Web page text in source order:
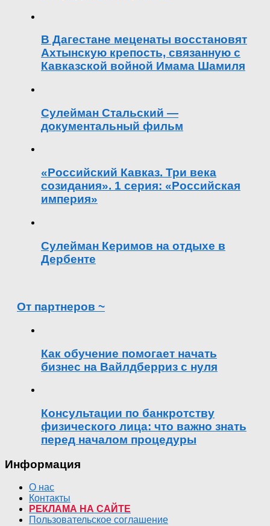
В Дагестане меценаты восстановят
Ахтынскую крепость, связанную с
Кавказской войной Имама Шамиля
Сулейман Стальский —
документальный фильм
«Российский Кавказ. Три века
созидания». 1 серия: «Российская
империя»
Сулейман Керимов на отдыхе в
Дербенте
От партнеров ~
Как обучение помогает начать
бизнес на Вайлдберриз с нуля
Консультации по банкротству
физического лица: что важно знать
перед началом процедуры
Информация
О нас
Контакты
РЕКЛАМА НА САЙТЕ
Пользовательское соглашение